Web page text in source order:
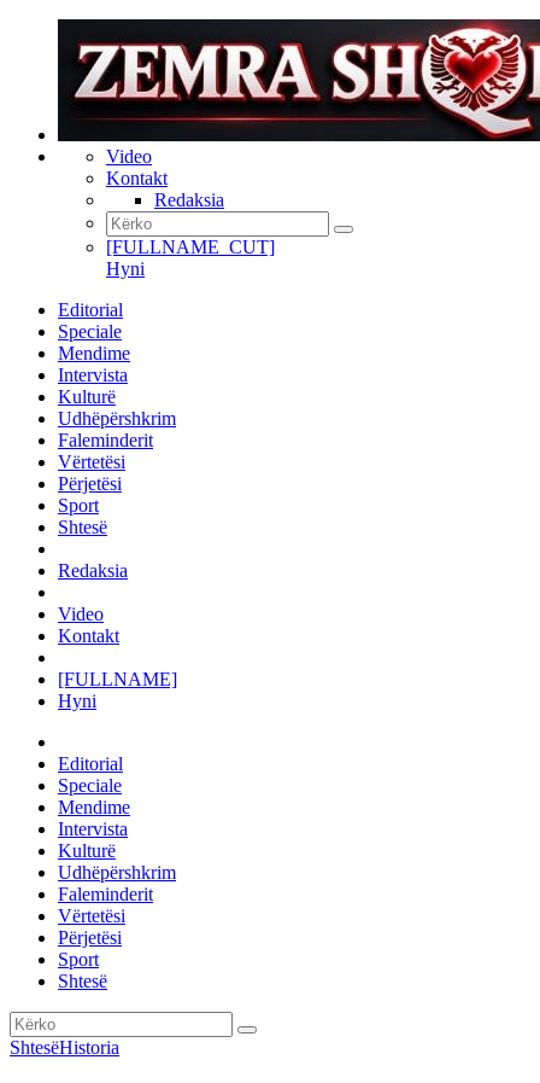
Video
Kontakt
Redaksia
[FULLNAME_CUT]
Hyni
Editorial
Speciale
Mendime
Intervista
Kulturë
Udhëpërshkrim
Faleminderit
Vërtetësi
Përjetësi
Sport
Shtesë
Redaksia
Video
Kontakt
[FULLNAME]
Hyni
Editorial
Speciale
Mendime
Intervista
Kulturë
Udhëpërshkrim
Faleminderit
Vërtetësi
Përjetësi
Sport
Shtesë
ShtesëHistoria